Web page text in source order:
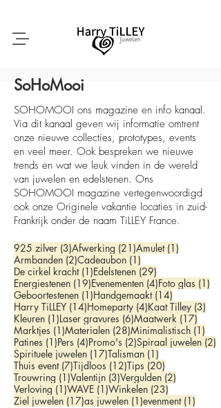
SoHoMooi
SOHOMOOI ons magazine en info kanaal.
Via dit kanaal geven wij informatie omtrent
onze nieuwe collecties, prototypes, events
en veel meer. Ook bespreken we nieuwe
trends en wat we leuk vinden in de wereld
van juwelen en edelstenen. Ons
SOHOMOOI magazine vertegenwoordigd
ook onze Originele vakantie locaties in zuid-
Frankrijk onder de naam TiLLEY France.
925 zilver (3)3 posts
Afwerking (21)21 posts
Amulet (1)
Armbanden (2)2 posts
Cadeaubon (1)
De cirkel kracht (1)1 post
Edelstenen (29)
Energiestenen (19)19 posts
Evenementen (4)4 posts
Foto glas (1)
Geboortestenen (1)1 post
Handgemaakt (14)
Harry TiLLEY (14)14 posts
Homeparty (4)4 posts
Kaat Tilley (3)
Kleuren (1)1 post
Laser gravures (6)6 posts
Maatwerk (17)
Marktjes (1)1 post
Materialen (28)28 posts
Minimalistisch (1)
Patines (1)1 post
Pers (4)4 posts
Promo's (2)2 posts
Spiraal juwelen (2)
Spirituele juwelen (17)17 posts
Talisman (1)
Thuis event (7)7 posts
Tijdloos (12)12 posts
Tips (20)
Trouwring (1)1 post
Valentijn (3)3 posts
Vergulden (2)
Verloving (1)1 post
WAVE (1)1 post
Winkelen (23)
Ziel juwelen (17)17 posts
as juwelen (1)1 post
evenment (1)